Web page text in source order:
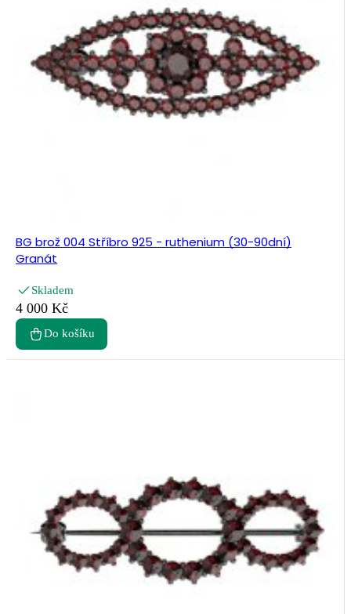
BG brož 004 Stříbro 925 - ruthenium (30-90dní)
Granát
Skladem
4 000 Kč
Do košíku